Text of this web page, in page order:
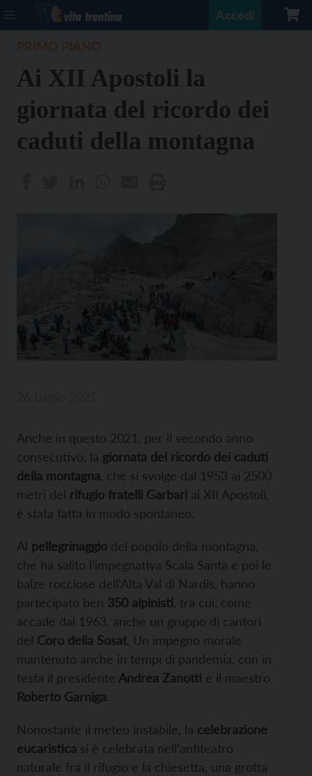
Accedi
Ai XII Apostoli la
giornata del ricordo dei
caduti della montagna
Anche in questo 2021, per il secondo anno
consecutivo, la giornata del ricordo dei caduti
della montagna , che si svolge dal 1953 ai 2500
metri del rifugio fratelli Garbari ai XII Apostoli,
è stata fatta in modo spontaneo.
Al pellegrinaggio del popolo della montagna,
che ha salito l’impegnativa Scala Santa e poi le
balze rocciose dell’Alta Val di Nardis, hanno
partecipato ben 350 alpinisti , tra cui, come
accade dal 1963, anche un gruppo di cantori
del Coro della Sosat. Un impegno morale
mantenuto anche in tempi di pandemia, con in
testa il presidente Andrea Zanotti e il maestro
Roberto Garniga.
Nonostante il meteo instabile, la celebrazione
eucaristica si è celebrata nell’anfiteatro
naturale fra il rifugio e la chiesetta, una grotta